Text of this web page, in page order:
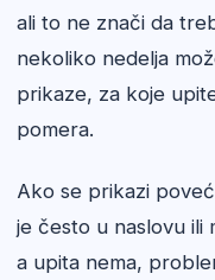
ali to ne znači da
nekoliko nedelja
prikaze, za koje
pomera.
Ako se prikazi
je često u naslovu ili
a upita nema,